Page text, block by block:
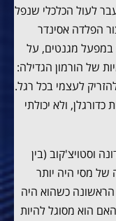
לעול הכלכלי שנפל
הפלדה אסינדר
במפעל מגנטים, על
יומיות של הורמון הגדילה:
לעצמי בכל רגל.
ולא יכולתי
וסטויצ'קוב (בין
מסי היה יותר
כשהוא היה
האם הוא מסוגל להיות